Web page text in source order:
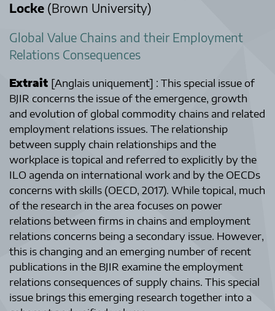
Locke (Brown University)
Global Value Chains and their Employment
Relations Consequences
Extrait [Anglais uniquement] : This special issue of
BJIR concerns the issue of the emergence, growth
and evolution of global commodity chains and related
employment relations issues. The relationship
between supply chain relationships and the
workplace is topical and referred to explicitly by the
ILO agenda on international work and by the OECDs
concerns with skills (OECD, 2017). While topical, much
of the research in the area focuses on power
relations between firms in chains and employment
relations concerns being a secondary issue. However,
this is changing and an emerging number of recent
publications in the BJIR examine the employment
relations consequences of supply chains. This special
issue brings this emerging research together into a